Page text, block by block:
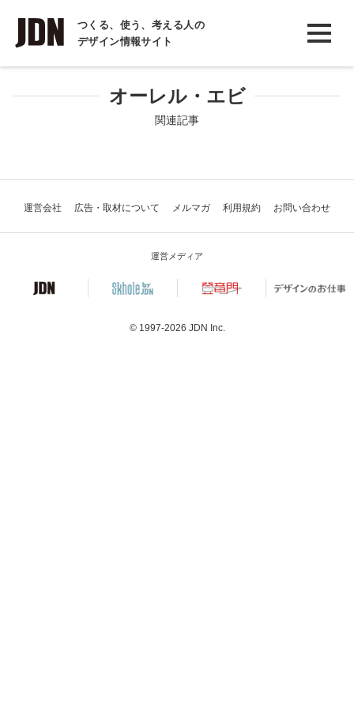
つくる、使う、考える人の
デザイン情報サイト
INTERVIEW
インタビュー
REPORTオーレル・エビ
関連記事
運営会社 広告・取材について メルマガ 利用規約 お問い合わせ
運営メディア
© 1997-2026 JDN Inc.